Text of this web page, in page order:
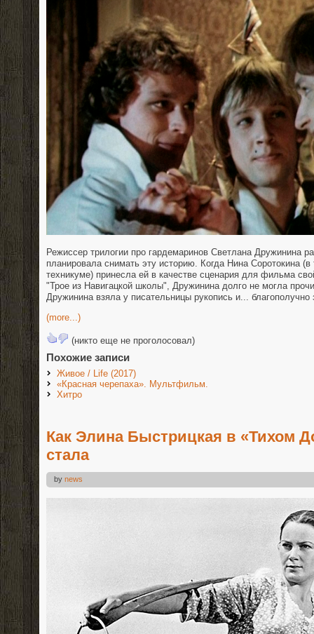
Режиссер трилогии про гардемаринов Светлана Дружинина
планировала снимать эту историю. Когда Нина Соротокина
техникуме) принесла ей в качестве сценария для фильма
"Трое из Навигацкой школы", Дружинина долго не могла
Дружинина взяла у писательницы рукопись и...
(more...)
(никто еще не проголосовал)
Похожие записи
Живое / Life (2017)
«Красная черепаха». Мультфильм.
Хитро
Как Элина Быстрицкая в «Тихом
стала
by news